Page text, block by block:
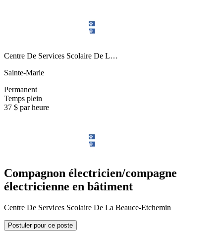
Centre De Services Scolaire De L…
Sainte-Marie
Permanent
Temps plein
37 $ par heure
Compagnon électricien/compagne
électricienne en bâtiment
Centre De Services Scolaire De La Beauce-Etchemin
Postuler pour ce poste